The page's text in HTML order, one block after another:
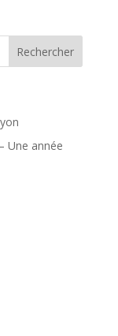
Une année